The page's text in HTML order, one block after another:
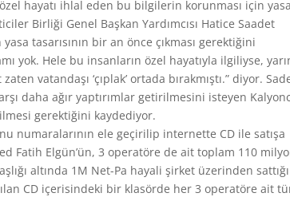
hayatı ihlal eden bu bilgilerin korunması için yasa
Birliği Genel Başkan Yardımcısı Hatice Saadet
tasarısının bir an önce çıkması gerektiğini
yok. Hele bu insanların özel hayatıyla ilgiliyse,
vatandaşı ‘çıplak’ ortada bırakmıştı.” diyor.
daha ağır yaptırımlar getirilmesini isteyen
gerektiğini kaydediyor.
numaralarının ele geçirilip internette CD ile satışa
Fatih Elgün’ün, 3 operatöre de ait toplam 110
altında 1M Net-Pa hayali şirket üzerinden
CD içerisindeki bir klasörde her 3 operatöre ait